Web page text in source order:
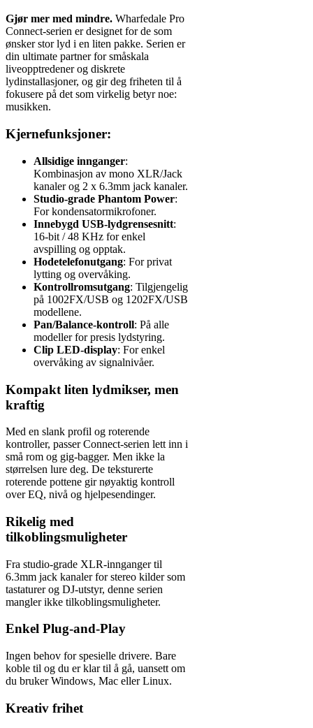
Gjør mer med mindre. Wharfedale Pro
Connect-serien er designet for de som
ønsker stor lyd i en liten pakke. Serien er
din ultimate partner for småskala
liveopptredener og diskrete
lydinstallasjoner, og gir deg friheten til å
fokusere på det som virkelig betyr noe:
musikken.
Kjernefunksjoner:
Allsidige innganger:
Kombinasjon av mono XLR/Jack
kanaler og 2 x 6.3mm jack kanaler.
Studio-grade Phantom Power:
For kondensatormikrofoner.
Innebygd USB-lydgrensesnitt:
16-bit / 48 KHz for enkel
avspilling og opptak.
Hodetelefonutgang: For privat
lytting og overvåking.
Kontrollromsutgang: Tilgjengelig
på 1002FX/USB og 1202FX/USB
modellene.
Pan/Balance-kontroll: På alle
modeller for presis lydstyring.
Clip LED-display: For enkel
overvåking av signalnivåer.
Kompakt liten lydmikser, men
kraftig
Med en slank profil og roterende
kontroller, passer Connect-serien lett inn i
små rom og gig-bagger. Men ikke la
størrelsen lure deg. De teksturerte
roterende pottene gir nøyaktig kontroll
over EQ, nivå og hjelpesendinger.
Rikelig med
tilkoblingsmuligheter
Fra studio-grade XLR-innganger til
6.3mm jack kanaler for stereo kilder som
tastaturer og DJ-utstyr, denne serien
mangler ikke tilkoblingsmuligheter.
Enkel Plug-and-Play
Ingen behov for spesielle drivere. Bare
koble til og du er klar til å gå, uansett om
du bruker Windows, Mac eller Linux.
Kreativ frihet